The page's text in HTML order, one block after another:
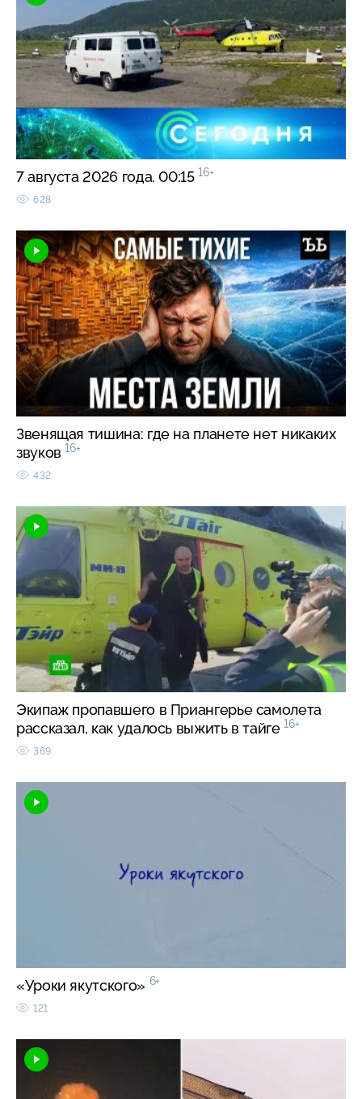
7 августа 2026 года. 00:15 16+
628
Звенящая тишина: где на планете нет никаких
звуков 16+
432
Экипаж пропавшего в Приангерье самолета
рассказал, как удалось выжить в тайге 16+
369
«Уроки якутского» 6+
121